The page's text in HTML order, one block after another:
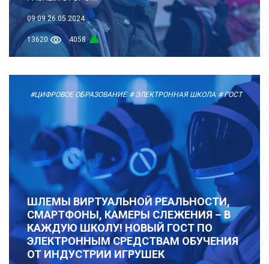
09:09 26.05.2024
13620 4058
#ЦИФРОВОЕ ОБРАЗОВАНИЕ # ЭЛЕКТРОННАЯ ШКОЛА # ГОСТ
ШЛЕМЫ ВИРТУАЛЬНОЙ РЕАЛЬНОСТИ,
СМАРТФОНЫ, КАМЕРЫ СЛЕЖЕНИЯ – В
КАЖДУЮ ШКОЛУ! НОВЫЙ ГОСТ ПО
ЭЛЕКТРОННЫМ СРЕДСТВАМ ОБУЧЕНИЯ
ОТ ИНДУСТРИИ ИГРУШЕК